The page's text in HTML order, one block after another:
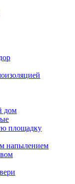
дом
площадку
напылением